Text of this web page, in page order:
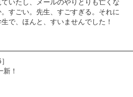
すごい。先生、すごすぎる。それに
で、ほんと、すいませんでした！
！